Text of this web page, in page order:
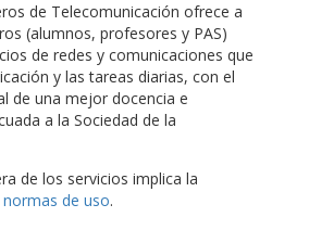
de Telecomunicación ofrece a
(alumnos, profesores y PAS)
de redes y comunicaciones que
y las tareas diarias, con el
de una mejor docencia e
a la Sociedad de la
de los servicios implica la
normas de uso.